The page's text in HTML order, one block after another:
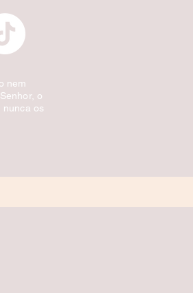
nem
o
nunca os